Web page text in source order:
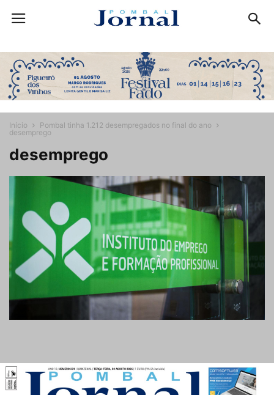
Início
Pombal tinha 1.212 desempregados no final do ano
desemprego
desemprego